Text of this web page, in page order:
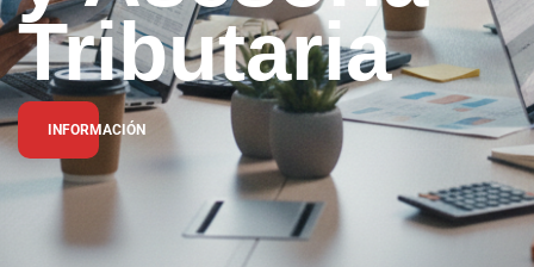
Tributaria
INFORMACIÓN